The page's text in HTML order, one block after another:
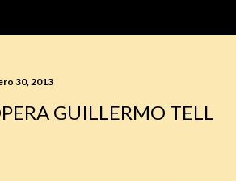
30, 2013
GUILLERMO TELL